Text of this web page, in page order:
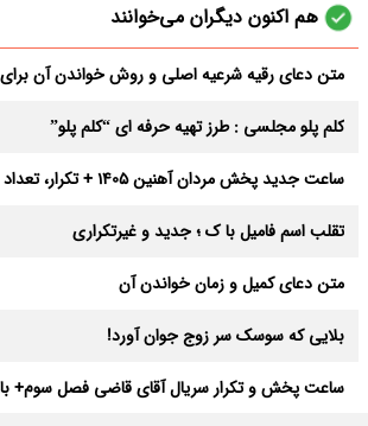
هم اکنون دیگران می‌خوانند
متن دعای رقیه شرعیه اصلی و روش خواندن آن
کلم پلو مجلسی : طرز تهیه حرفه ای “کلم پلو”
ساعت جدید پخش مردان آهنین 1405 + تکرار، تعداد قسمت و داوران
تقلب اسم فامیل با ک ؛ جدید و غیرتکراری
متن دعای کمیل و زمان خواندن آن
بلایی که سوسک سر زوج جوان آورد!
ساعت پخش و تکرار سریال آقای قاضی فصل سوم+